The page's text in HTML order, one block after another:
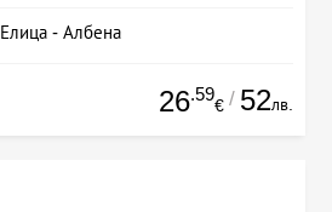
Елица - Албена
26.59
€ / 52лв.